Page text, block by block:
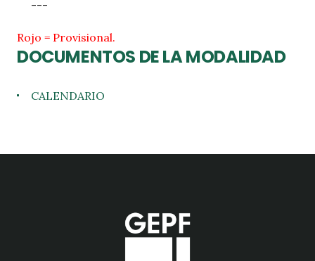
---
Rojo = Provisional.
DOCUMENTOS DE LA MODALIDAD
CALENDARIO